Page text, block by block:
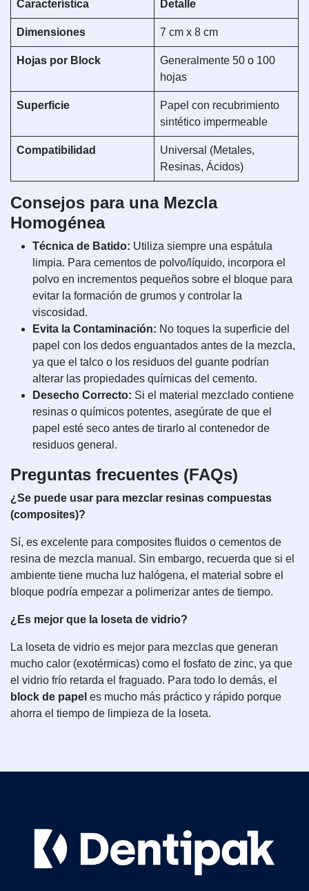
Característica Detalle
Dimensiones 7 cm x 8 cm
Hojas por Block
Generalmente 50 o 100
hojas
Superficie
Papel con recubrimiento
sintético impermeable
Compatibilidad
Universal (Metales,
Resinas, Ácidos)
Consejos para una Mezcla
Homogénea
Técnica de Batido: Utiliza siempre una espátula
limpia. Para cementos de polvo/líquido, incorpora el
polvo en incrementos pequeños sobre el bloque para
evitar la formación de grumos y controlar la
viscosidad.
Evita la Contaminación: No toques la superficie del
papel con los dedos enguantados antes de la mezcla,
ya que el talco o los residuos del guante podrían
alterar las propiedades químicas del cemento.
Desecho Correcto: Si el material mezclado contiene
resinas o químicos potentes, asegúrate de que el
papel esté seco antes de tirarlo al contenedor de
residuos general.
Preguntas frecuentes (FAQs)
¿Se puede usar para mezclar resinas compuestas
(composites)?
Sí, es excelente para composites fluidos o cementos de
resina de mezcla manual. Sin embargo, recuerda que si el
ambiente tiene mucha luz halógena, el material sobre el
bloque podría empezar a polimerizar antes de tiempo.
¿Es mejor que la loseta de vidrio?
La loseta de vidrio es mejor para mezclas que generan
mucho calor (exotérmicas) como el fosfato de zinc, ya que
el vidrio frío retarda el fraguado. Para todo lo demás, el
block de papel es mucho más práctico y rápido porque
ahorra el tiempo de limpieza de la loseta.